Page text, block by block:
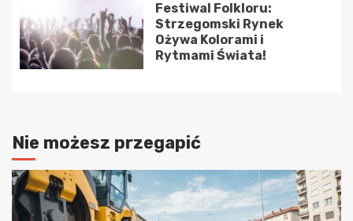
Festiwal Folkloru:
Strzegomski Rynek
Ożywa Kolorami i
Rytmami Świata!
Nie możesz przegapić